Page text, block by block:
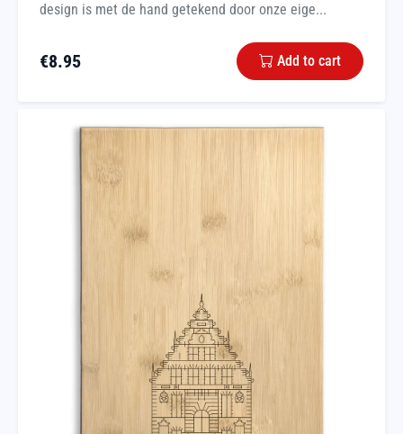
design is met de hand getekend door onze eige...
€8.95 Add to cart